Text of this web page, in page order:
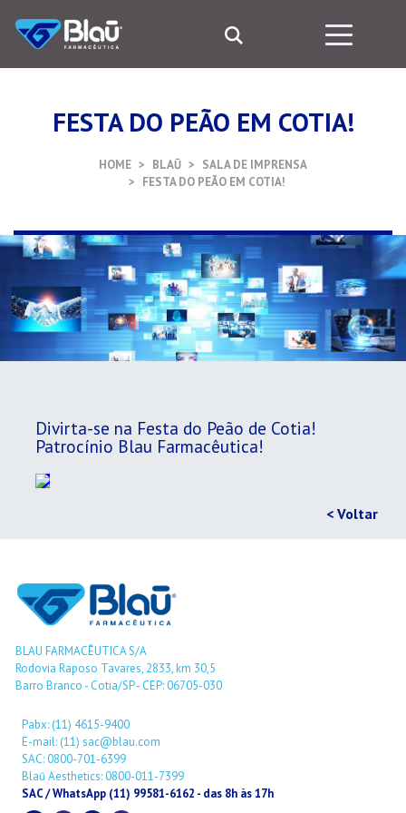
FESTA DO PEÃO EM COTIA!
HOME BLAŪ
SALA DE IMPRENSA
FESTA DO PEÃO EM COTIA!
Divirta-se na Festa do Peão de Cotia!
Patrocínio Blau Farmacêutica!
< Voltar
BLAU FARMACÊUTICA S/A
Rodovia Raposo Tavares, 2833, km 30,5
Barro Branco - Cotia/SP - CEP: 06705-030
Pabx: (11) 4615-9400
E-mail: (11) sac@blau.com
SAC: 0800-701-6399
Blaū Aesthetics: 0800-011-7399
SAC / WhatsApp (11) 99581-6162 - das 8h às 17h